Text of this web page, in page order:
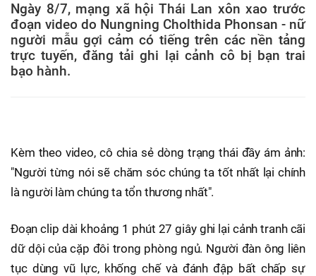
Ngày 8/7, mạng xã hội Thái Lan xôn xao trước
đoạn video do Nungning Cholthida Phonsan - nữ
người mẫu gợi cảm có tiếng trên các nền tảng
trực tuyến, đăng tải ghi lại cảnh cô bị bạn trai
bạo hành.
Kèm theo video, cô chia sẻ dòng trạng thái đầy ám ảnh:
"Người từng nói sẽ chăm sóc chúng ta tốt nhất lại chính
là người làm chúng ta tổn thương nhất".
Đoạn clip dài khoảng 1 phút 27 giây ghi lại cảnh tranh cãi
dữ dội của cặp đôi trong phòng ngủ. Người đàn ông liên
tục dùng vũ lực, khống chế và đánh đập bất chấp sự